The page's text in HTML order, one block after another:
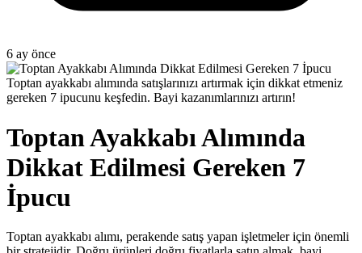
6 ay önce
Toptan ayakkabı alımında satışlarınızı artırmak için dikkat etmeniz
gereken 7 ipucunu keşfedin. Bayi kazanımlarınızı artırın!
Toptan Ayakkabı Alımında
Dikkat Edilmesi Gereken 7
İpucu
Toptan ayakkabı alımı, perakende satış yapan işletmeler için önemli